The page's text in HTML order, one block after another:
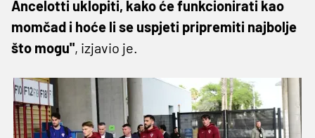
Ancelotti uklopiti, kako će funkcionirati kao
momčad i hoće li se uspjeti pripremiti najbolje
što mogu", izjavio je.